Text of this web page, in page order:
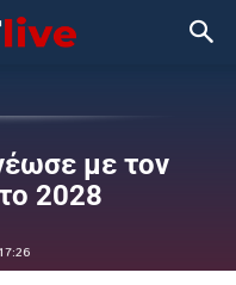
με τον
2028